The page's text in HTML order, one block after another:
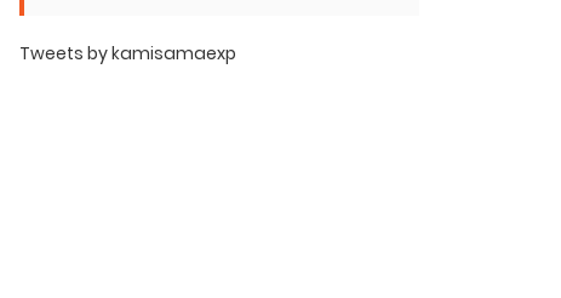
Tweets by kamisamaexp